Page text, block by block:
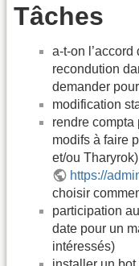
Tâches
a-t-on
recondution
demander
modification
rendre
modifs à faire
et/ou
https://
choisir
participation
date pour un
intéressés)